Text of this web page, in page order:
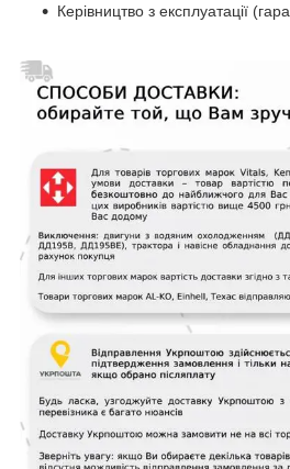
Керівництво з експлуатації